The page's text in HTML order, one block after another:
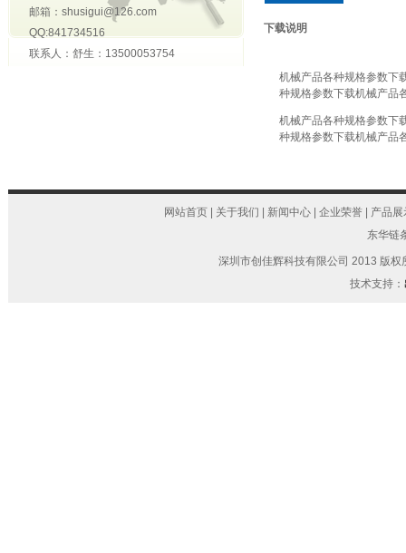
邮箱：shusigui@126.com
QQ:841734516
联系人：舒生：13500053754
下载说明
机械产品各种规格参数下
种规格参数下载机械产品
机械产品各种规格参数下
种规格参数下载机械产品
网站首页 关于我们 新闻中心 企业荣誉
产品展
东华链
深圳市创佳辉科技有限公司 2013 版
技术支持：